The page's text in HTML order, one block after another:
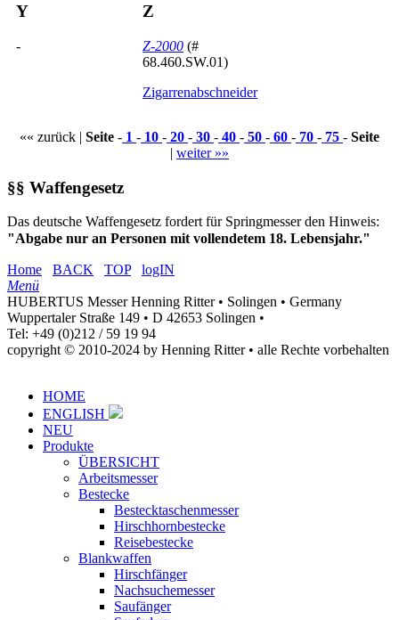
Y
-
Z
Z-2000 (#
68.460.SW.01)
Zigarrenabschneider
«« zurück | Seite - 1 - 10 - 20 - 30 - 40 - 50 - 60 - 70 - 75 - Seite
| weiter »»
§§ Waffengesetz
Das deutsche Waffengesetz fordert für Springmesser den Hinweis:
"Abgabe nur an Personen mit vollendetem 18. Lebensjahr."
Home BACK TOP
logIN
Menü
HUBERTUS Messer Henning Ritter • Solingen • Germany
Wuppertaler Straße 149 • D 42653 Solingen •
Tel: +49 (0)212 / 59 19 94
copyright © 2010-2024 by Henning Ritter • alle Rechte vorbehalten
HOME
ENGLISH
NEU
Produkte
ÜBERSICHT
Arbeitsmesser
Bestecke
Bestecktaschenmesser
Hirschhornbestecke
Reisebestecke
Blankwaffen
Hirschfänger
Nachsuchemesser
Saufänger